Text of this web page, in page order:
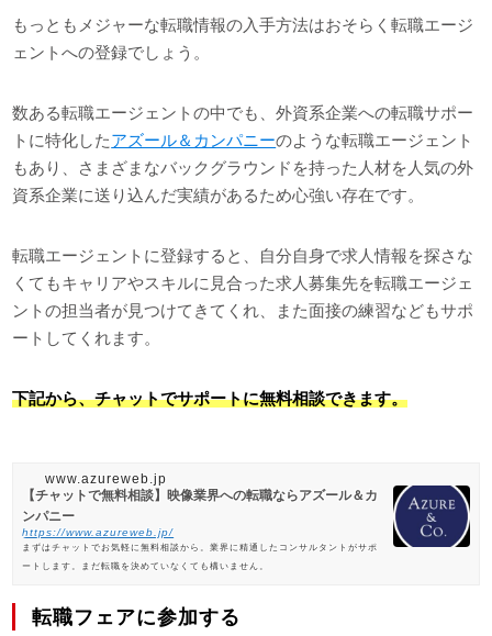
もっともメジャーな転職情報の入手方法はおそらく転職エージ
ェントへの登録でしょう。
数ある転職エージェントの中でも、外資系企業への転職サポー
トに特化したアズール＆カンパニーのような転職エージェント
もあり、さまざまなバックグラウンドを持った人材を人気の外
資系企業に送り込んだ実績があるため心強い存在です。
転職エージェントに登録すると、自分自身で求人情報を探さな
くてもキャリアやスキルに見合った求人募集先を転職エージェ
ントの担当者が見つけてきてくれ、また面接の練習などもサポ
ートしてくれます。
下記から、チャットでサポートに無料相談できます。
www.azureweb.jp
【チャットで無料相談】映像業界への転職ならアズール＆カ
ンパニー
https://www.azureweb.jp/
まずはチャットでお気軽に無料相談から。業界に精通したコンサルタントがサポ
ートします。まだ転職を決めていなくても構いません。
転職フェアに参加する